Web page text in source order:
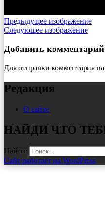
Предыдущее изображение
Следующее изображение
Добавить комментарий
Для отправки комментария
Редакция
О сайте
НАЙДИ ЧТО
Найти:
Сайт работает на WordPress